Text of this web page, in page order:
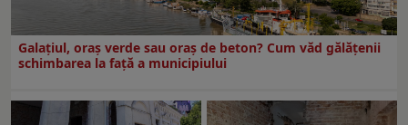
Galațiul, oraș verde sau oraș de beton? Cum văd gălățenii
schimbarea la față a municipiului